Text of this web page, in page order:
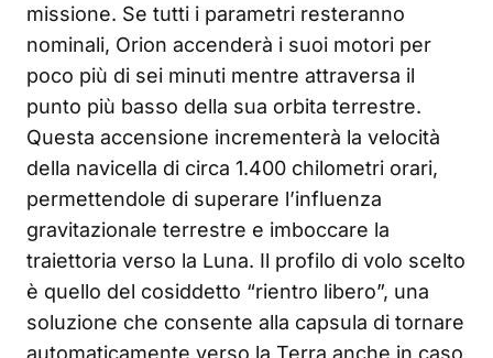
missione. Se tutti i parametri resteranno
nominali, Orion accenderà i suoi motori per
poco più di sei minuti mentre attraversa il
punto più basso della sua orbita terrestre.
Questa accensione incrementerà la velocità
della navicella di circa 1.400 chilometri orari,
permettendole di superare l’influenza
gravitazionale terrestre e imboccare la
traiettoria verso la Luna. Il profilo di volo scelto
è quello del cosiddetto “rientro libero”, una
soluzione che consente alla capsula di tornare
automaticamente verso la Terra anche in caso